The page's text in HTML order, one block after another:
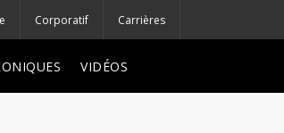
Corporatif Carrières
VIDÉOS